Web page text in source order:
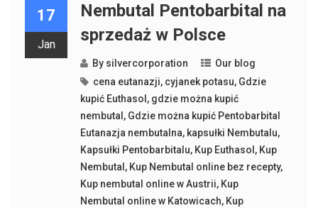
17
Jan
Nembutal Pentobarbital na
sprzedaż w Polsce
By silvercorporation
Our blog
cena eutanazji, cyjanek potasu, Gdzie
kupić Euthasol , gdzie można kupić
nembutal , Gdzie można kupić Pentobarbital
Eutanazja nembutalna, kapsułki Nembutalu,
Kapsułki Pentobarbitalu, Kup Euthasol , Kup
Nembutal , Kup Nembutal online bez recepty,
Kup nembutal online w Austrii, Kup
Nembutal online w Katowicach, Kup